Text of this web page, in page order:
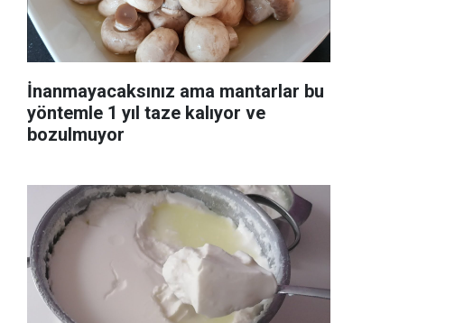
İnanmayacaksınız ama mantarlar bu
yöntemle 1 yıl taze kalıyor ve
bozulmuyor